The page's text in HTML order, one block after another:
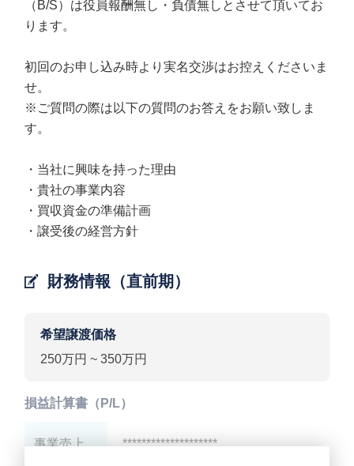
（B/S）は役員報酬無し・負債無しとさせて頂いてお
ります。
初回のお申し込み時より実名交渉はお控えくださいま
せ。
※ご質問の際は以下の質問のお答えをお願い致しま
す。
・当社に興味を持った理由
・貴社の事業内容
・買収資金の準備計画
・譲受後の経営方針
財務情報（直前期）
希望譲渡価格
250万円 ~ 350万円
損益計算書（P/L）
事業売上 ********************